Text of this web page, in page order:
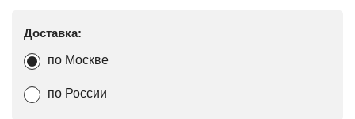
Доставка:
по Москве
по России